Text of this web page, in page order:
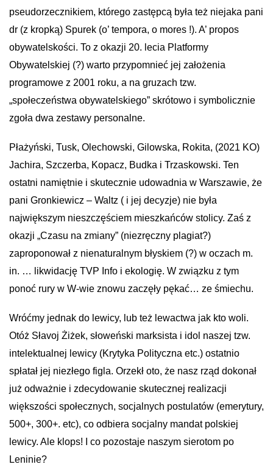
pseudorzecznikiem, którego zastępcą była też niejaka pani
dr (z kropką) Spurek (o’ tempora, o mores !). A’ propos
obywatelskości. To z okazji 20. lecia Platformy
Obywatelskiej (?) warto przypomnieć jej założenia
programowe z 2001 roku, a na gruzach tzw.
„społeczeństwa obywatelskiego” skrótowo i symbolicznie
zgoła dwa zestawy personalne.
Płażyński, Tusk, Olechowski, Gilowska, Rokita, (2021 KO)
Jachira, Szczerba, Kopacz, Budka i Trzaskowski. Ten
ostatni namiętnie i skutecznie udowadnia w Warszawie, że
pani Gronkiewicz – Waltz ( i jej decyzje) nie była
największym nieszczęściem mieszkańców stolicy. Zaś z
okazji „Czasu na zmiany” (niezręczny plagiat?)
zaproponował z nienaturalnym błyskiem (?) w oczach m.
in. … likwidację TVP Info i ekologię. W związku z tym
ponoć rury w W-wie znowu zaczęły pękać… ze śmiechu.
Wróćmy jednak do lewicy, lub też lewactwa jak kto woli.
Otóż Słavoj Żiżek, słoweński marksista i idol naszej tzw.
intelektualnej lewicy (Krytyka Polityczna etc.) ostatnio
spłatał jej niezłego figla. Orzekł oto, że nasz rząd dokonał
już odważnie i zdecydowanie skutecznej realizacji
większości społecznych, socjalnych postulatów (emerytury,
500+, 300+. etc), co odbiera socjalny mandat polskiej
lewicy. Ale klops! I co pozostaje naszym sierotom po
Leninie?